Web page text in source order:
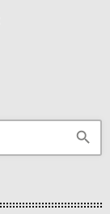
search